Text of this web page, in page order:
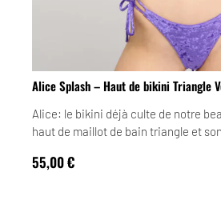
Alice Splash – Haut de bikini Triangle
Alice: le bikini déjà culte de notre
haut de maillot de bain triangle et
55,00€